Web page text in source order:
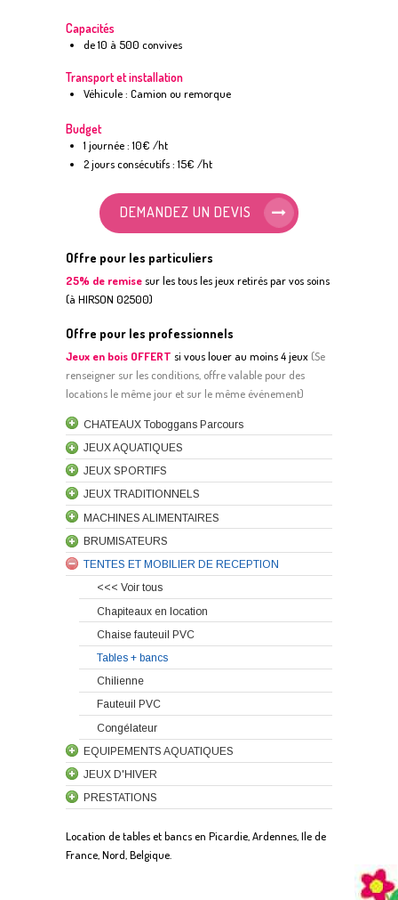
Capacités
de 10 à 500 convives
Transport et installation
Véhicule : Camion ou remorque
Budget
1 journée : 10€ /ht
2 jours consécutifs : 15€ /ht
DEMANDEZ UN DEVIS
Offre pour les particuliers
25% de remise sur les tous les jeux retirés par vos soins
(à HIRSON 02500)
Offre pour les professionnels
Jeux en bois OFFERT si vous louer au moins 4 jeux (Se
renseigner sur les conditions, offre valable pour des
locations le même jour et sur le même événement)
CHATEAUX Toboggans Parcours
JEUX AQUATIQUES
JEUX SPORTIFS
JEUX TRADITIONNELS
MACHINES ALIMENTAIRES
BRUMISATEURS
TENTES ET MOBILIER DE RECEPTION
<<< Voir tous
Chapiteaux en location
Chaise fauteuil PVC
Tables + bancs
Chilienne
Fauteuil PVC
Congélateur
EQUIPEMENTS AQUATIQUES
JEUX D'HIVER
PRESTATIONS
Location de tables et bancs en Picardie, Ardennes, Ile de
France, Nord, Belgique.